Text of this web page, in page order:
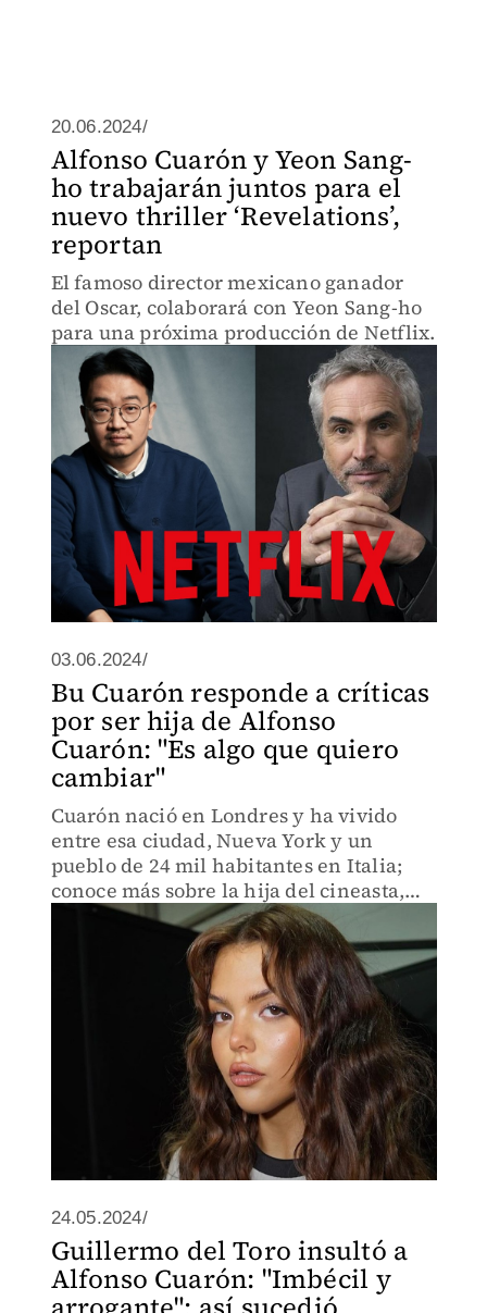
20.06.2024/
Alfonso Cuarón y Yeon Sang-
ho trabajarán juntos para el
nuevo thriller ‘Revelations’,
reportan
El famoso director mexicano ganador
del Oscar, colaborará con Yeon Sang-ho
para una próxima producción de Netflix.
03.06.2024/
Bu Cuarón responde a críticas
por ser hija de Alfonso
Cuarón: "Es algo que quiero
cambiar"
Cuarón nació en Londres y ha vivido
entre esa ciudad, Nueva York y un
pueblo de 24 mil habitantes en Italia;
conoce más sobre la hija del cineasta,
que busca forjar una carrera musical.
24.05.2024/
Guillermo del Toro insultó a
Alfonso Cuarón: "Imbécil y